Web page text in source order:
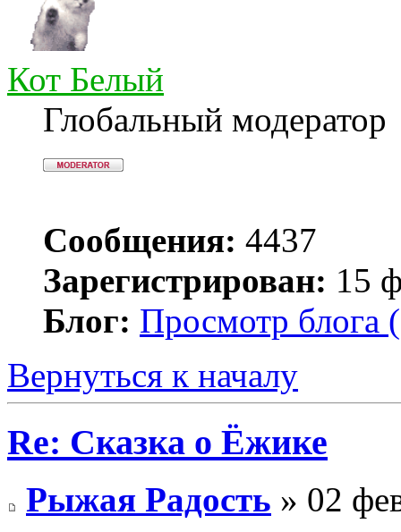
Кот Белый
Глобальный модератор
Сообщения: 4437
Зарегистрирован: 15
Блог: Просмотр блога
Вернуться к началу
Re: Сказка о Ёжике
Рыжая Радость » 02